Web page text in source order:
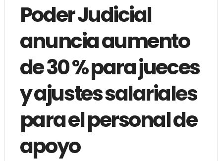
Poder Judicial
anuncia aumento
de 30 % para jueces
y ajustes salariales
para el personal de
apoyo